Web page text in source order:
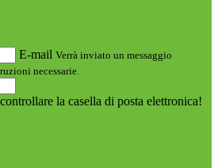
E-mail Verrà inviato un messaggio
necessarie.
la casella di posta elettronica!